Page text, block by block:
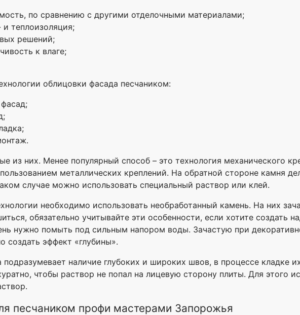
по сравнению с другими отделочными материалами;
и теплоизоляция;
решений;
к влаге;
облицовки фасада песчаником:
из них. Менее популярный способ – это технология механического
металлических креплений. На обратной стороне камня
случае можно использовать специальный раствор или клей.
необходимо использовать необработанный камень. На них
обязательно учитывайте эти особенности, если хотите создать
нужно помыть под сильным напором воды. Зачастую при
эффект «глубины».
подразумевает наличие глубоких и широких швов, в процессе кладке
чтобы раствор не попал на лицевую сторону плиты. Для этого
песчаником профи мастерами Запорожья